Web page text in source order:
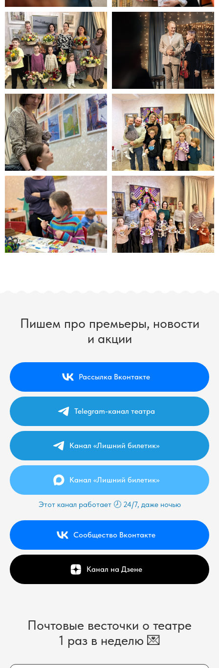
Пишем про премьеры, новости
и акции
Рассылка Вконтакте
Telegram-канал театра
Канал «Лишний билетик»
Канал «Лишний билетик»
Этот канал работает 🕗 24/7, даже ночью
Сообщество Вконтакте
Канал на Дзене
Почтовые весточки о театре
1 раз в неделю 💌